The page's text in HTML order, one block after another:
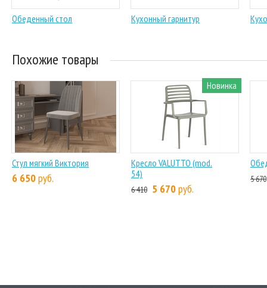
Обеденный стол Кухонный гарнитур
Похожие товары
Стул мягкий Виктория
6 650руб.
Новинка
Кресло VALUTTO (mod.
54)
6 410 5 670руб.
5 670